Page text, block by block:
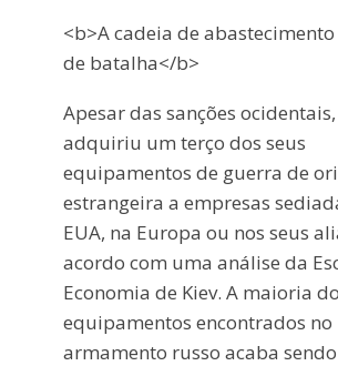
<b>A cadeia de
de batalha</b>
Apesar das sanções
adquiriu um terço dos seus
equipamentos de guerra de
estrangeira a empresas
EUA, na Europa ou nos seus
acordo com uma análise da
Economia de Kiev. A maioria
equipamentos encontrados no
armamento russo acaba